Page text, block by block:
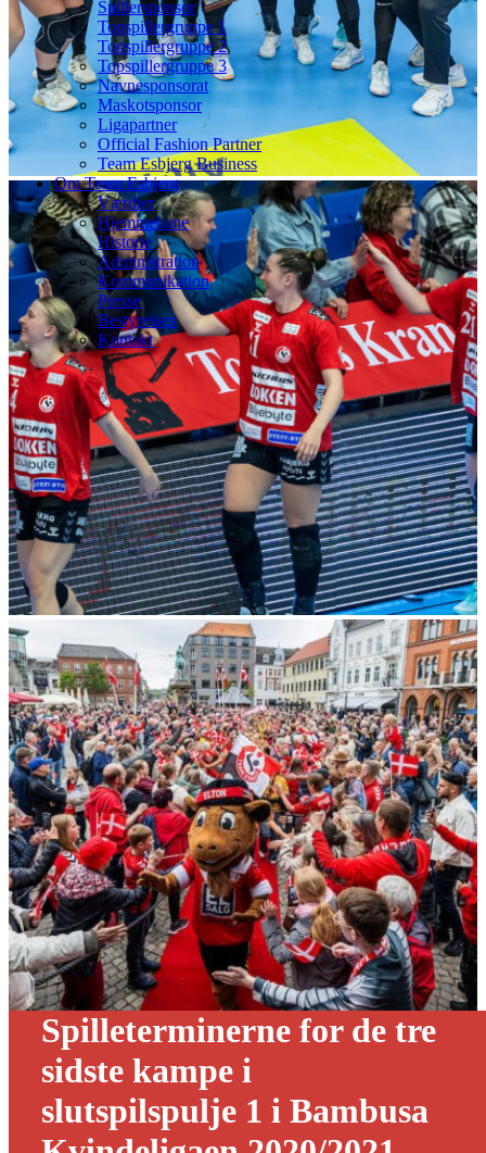
Spillersponsor
Topspillergruppe 1
Topspillergruppe 2
Topspillergruppe 3
Navnesponsorat
Maskotsponsor
Ligapartner
Official Fashion Partner
Team Esbjerg Business
Om Team Esbjerg
Værdier
Hjemmebane
Historie
Administration
Kommunikation
Presse
Bestyrelsen
Kontakt
Spilleterminerne for de tre
sidste kampe i
slutspilspulje 1 i Bambusa